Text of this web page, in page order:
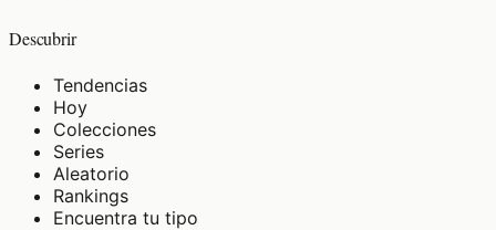
Descubrir
Tendencias
Hoy
Colecciones
Series
Aleatorio
Rankings
Encuentra tu tipo